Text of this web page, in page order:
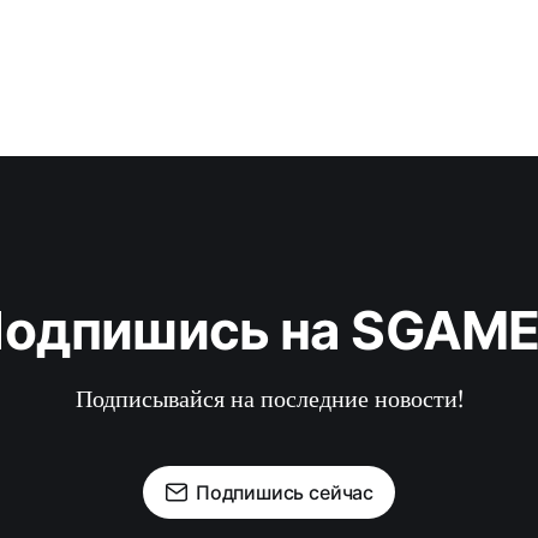
на
Подписывайся на последние новости!
Подпишись сейчас